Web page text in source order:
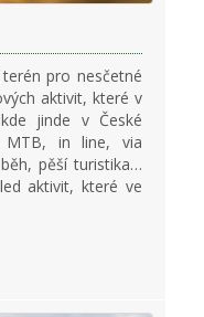
pro nesčetné
aktivit, které v
jinde v České
MTB, in line, via
pěší turistika…
aktivit, které ve